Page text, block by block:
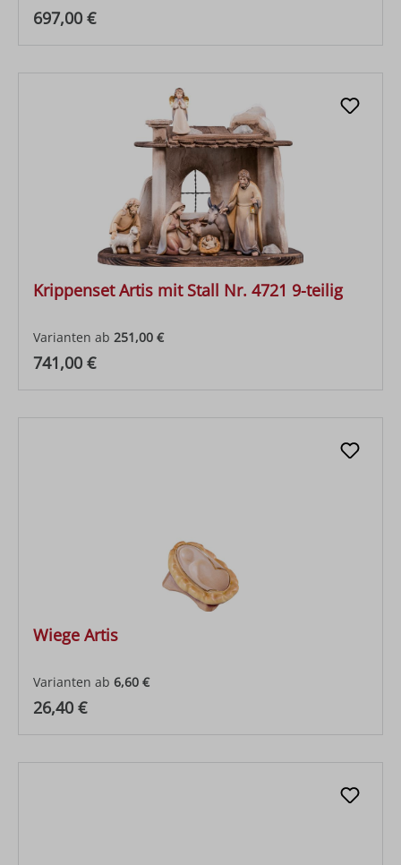
Regulärer Preis:
697,00 €
Krippenset Artis mit Stall Nr. 4721 9-teilig
Varianten ab 251,00 €
Regulärer Preis:
741,00 €
Wiege Artis
Varianten ab 6,60 €
Regulärer Preis:
26,40 €